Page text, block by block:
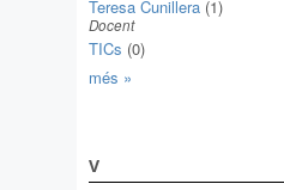
Teresa Cunillera (1)
Docent
TICs (0)
més »
V